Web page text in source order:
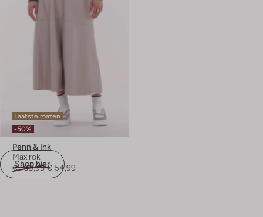
Shop hier
Laatste maten
-50%
Penn & Ink
Maxirok
€ 109,95 € 54,99